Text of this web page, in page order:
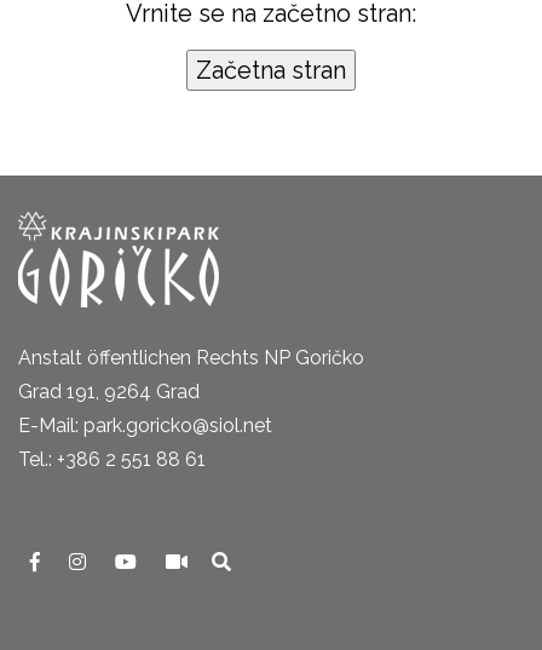
Vrnite se na začetno stran:
Anstalt öffentlichen Rechts NP Goričko
Grad 191, 9264 Grad
E-Mail: park.goricko@siol.net
Tel.: +386 2 551 88 61